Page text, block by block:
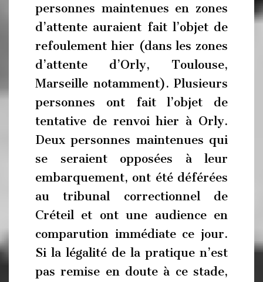
personnes maintenues en zones
d’attente auraient fait l’objet de
refoulement hier (dans les zones
d’attente d’Orly, Toulouse,
Marseille notamment). Plusieurs
personnes ont fait l’objet de
tentative de renvoi hier à Orly.
Deux personnes maintenues qui
se seraient opposées à leur
embarquement, ont été déférées
au tribunal correctionnel de
Créteil et ont une audience en
comparution immédiate ce jour.
Si la légalité de la pratique n’est
pas remise en doute à ce stade,